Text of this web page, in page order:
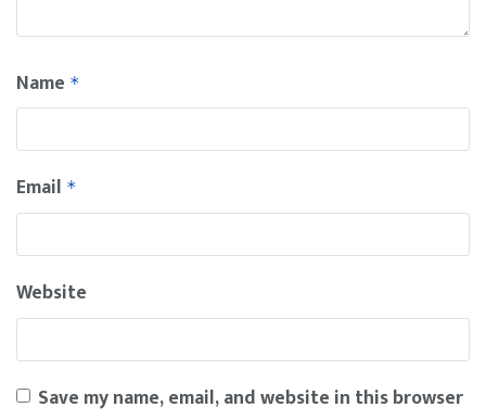
Name *
Email *
Website
Save my name, email, and website in this browser